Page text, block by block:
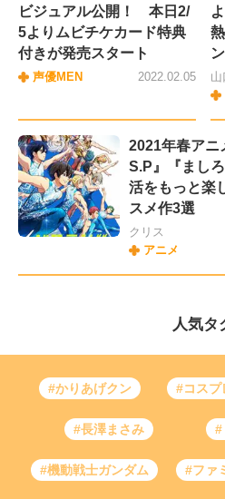
ビジュアル公開！ 本日2/
5よりムビチケカード特典
付きが発売スタート
声優MEN 2022.02.05
山
2021年春アニ
S.P』『まし
活をもっと楽
スメ作3選
クリス
アニメ
人気タ
#かりあげクン #コスプ
#長澤まさみ #
#機動戦士ガンダム #ファ